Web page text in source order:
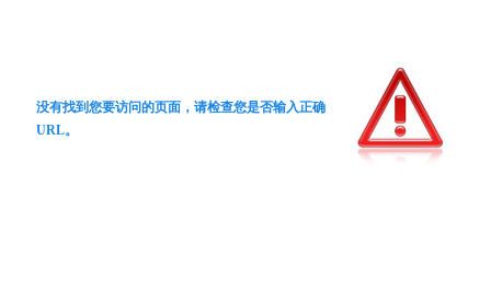
没有找到您要访问的页面，请检查您是否输入正确
URL。